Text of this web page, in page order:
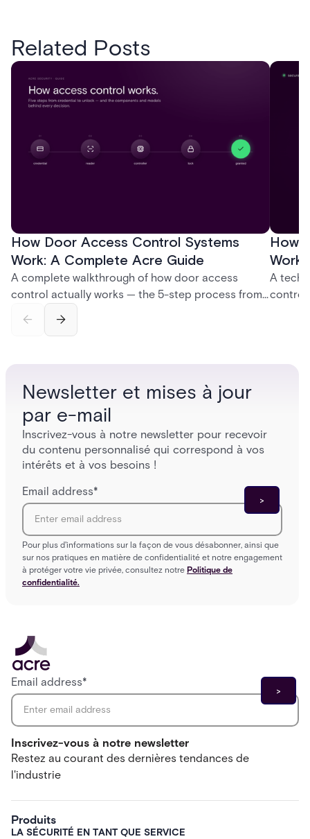
Related Posts
How Door Access Control Systems
Work: A Complete Acre Guide
A complete walkthrough of how door access
control actually works — the 5-step process from
credential swipe to unlock, the four core hardware
and software components, and the access control
How
A
control
Newsletter et mises à jour
par e-mail
Inscrivez-vous à notre newsletter pour recevoir
du contenu personnalisé qui correspond à vos
intérêts et à vos besoins !
Email address*
Pour plus d'informations sur la façon de vous désabonner, ainsi que
sur nos pratiques en matière de confidentialité et notre engagement
à protéger votre vie privée, consultez notre Politique de
confidentialité.
Inscrivez-vous à notre newsletter
Restez au courant des dernières tendances de
l'industrie
Email address*
Produits
LA SÉCURITÉ EN TANT QUE SERVICE